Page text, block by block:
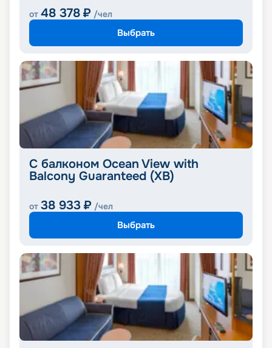
от 48 378 ₽ /чел
Выбрать
С балконом Ocean View with
Balcony Guaranteed (XB)
от 38 933 ₽ /чел
Выбрать